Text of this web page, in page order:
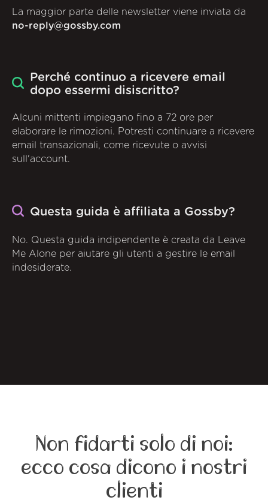
La maggior parte delle newsletter viene inviata da
no-reply@gossby.com
Perché continuo a ricevere email
dopo essermi disiscritto?
Alcuni mittenti impiegano fino a 72 ore per
elaborare le rimozioni. Potresti continuare a ricevere
email transazionali, come ricevute o avvisi
sull'account.
Questa guida è affiliata a Gossby?
No. Questa guida indipendente è creata da Leave
Me Alone per aiutare gli utenti a gestire le email
indesiderate.
Non fidarti solo di noi:
ecco cosa dicono i nostri
clienti